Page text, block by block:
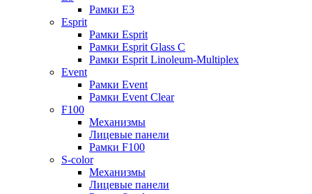
Рамки E3
Esprit
Рамки Esprit
Рамки Esprit Glass C
Рамки Esprit Linoleum-Multiplex
Event
Рамки Event
Рамки Event Clear
F100
Механизмы
Лицевые панели
Рамки F100
S-color
Механизмы
Лицевые панели